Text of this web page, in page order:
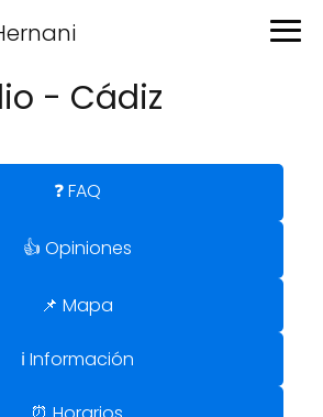
- Cádiz
❓ FAQ
👍 Opiniones
📌 Mapa
ℹ️ Información